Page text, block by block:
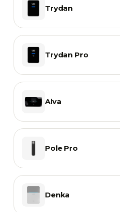
Trydan
Trydan Pro
Alva
Pole Pro
Denka